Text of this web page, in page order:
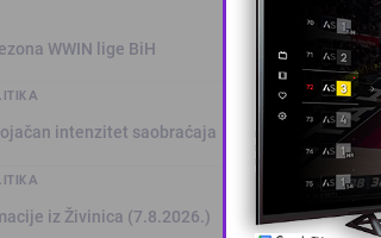
WWIN lige BiH
intenzitet saobraćaja
iz Živinica (7.8.2026.)